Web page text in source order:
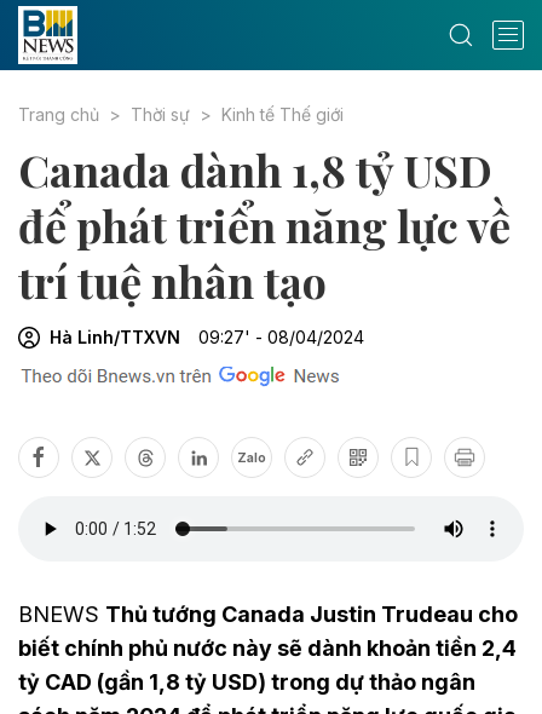
Trang chủ Thời sự Kinh tế Thế giới
Canada dành 1,8 tỷ USD
để phát triển năng lực về
trí tuệ nhân tạo
Hà Linh/TTXVN 09:27' - 08/04/2024
Zalo
BNEWS Thủ tướng Canada Justin Trudeau cho
biết chính phủ nước này sẽ dành khoản tiền 2,4
tỷ CAD (gần 1,8 tỷ USD) trong dự thảo ngân